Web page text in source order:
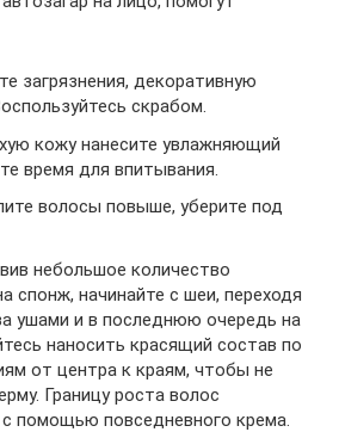
загрязнения, декоративную
скрабом.
кожу нанесите увлажняющий
время для впитывания.
волосы повыше, уберите под
небольшое количество
спонж, начинайте с шеи, переходя
ушами и в последнюю очередь на
наносить красящий состав по
от центра к краям, чтобы не
Границу роста волос
помощью повседневного крема.